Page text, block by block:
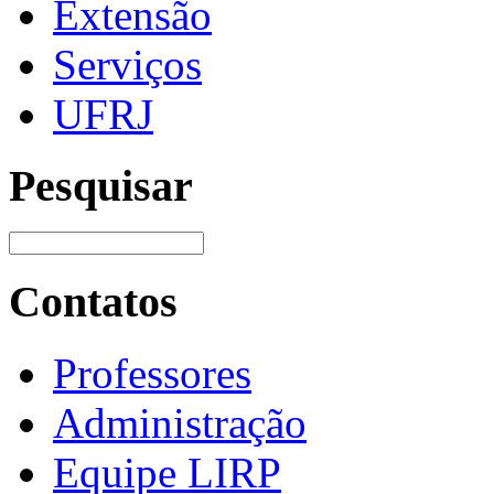
Extensão
Serviços
UFRJ
Pesquisar
Contatos
Professores
Administração
Equipe LIRP